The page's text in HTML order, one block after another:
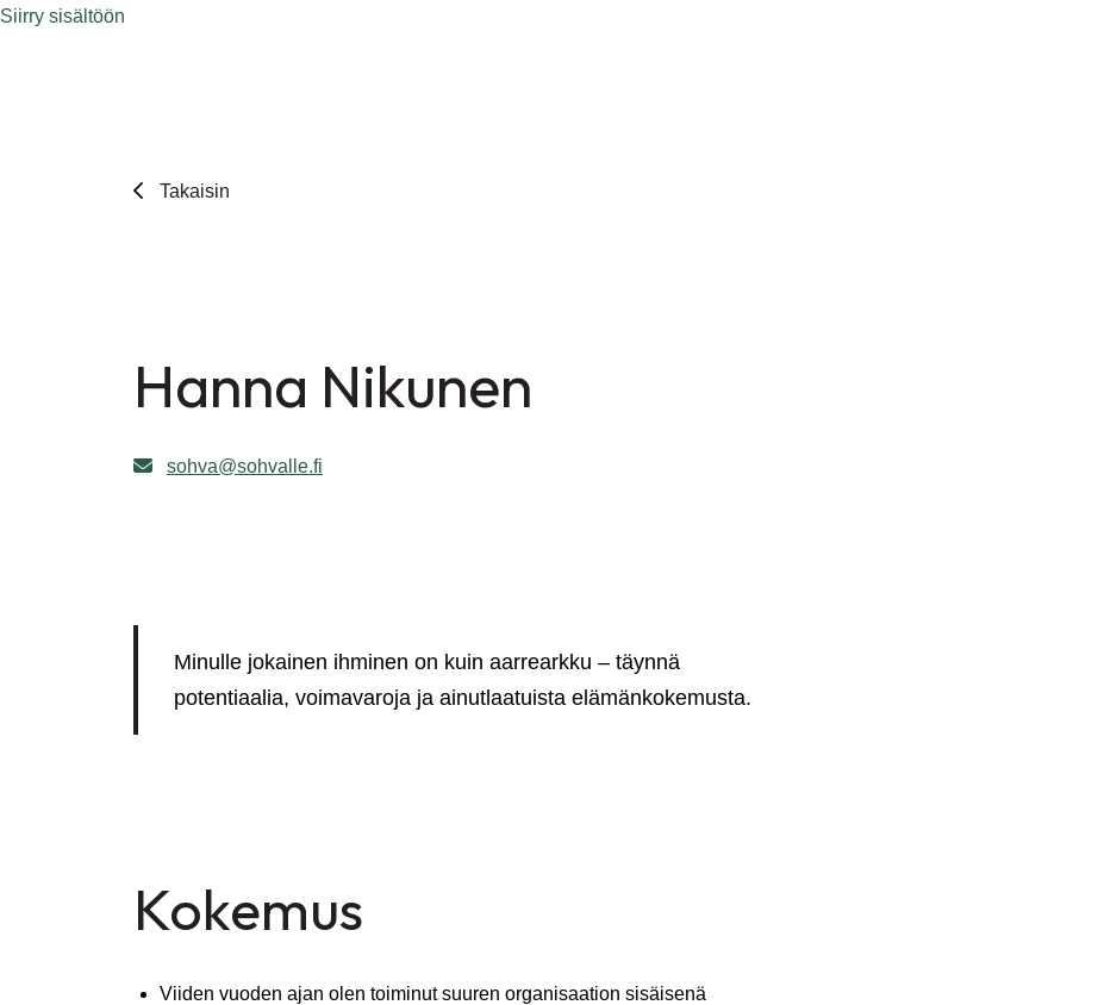
Siirry sisältöön
Takaisin
Hanna Nikunen
sohva@sohvalle.fi
Minulle jokainen ihminen on kuin aarrearkku – täynnä
potentiaalia, voimavaroja ja ainutlaatuista elämänkokemusta.
Kokemus
Viiden vuoden ajan olen toiminut suuren organisaation sisäisenä